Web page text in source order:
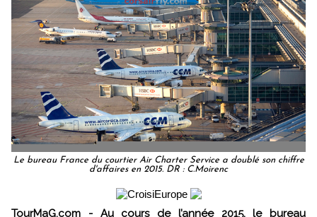
Le bureau France du courtier Air Charter Service a doublé son chiffre
d'affaires en 2015. DR : C.Moirenc
TourMaG.com - Au cours de l’année 2015, le bureau